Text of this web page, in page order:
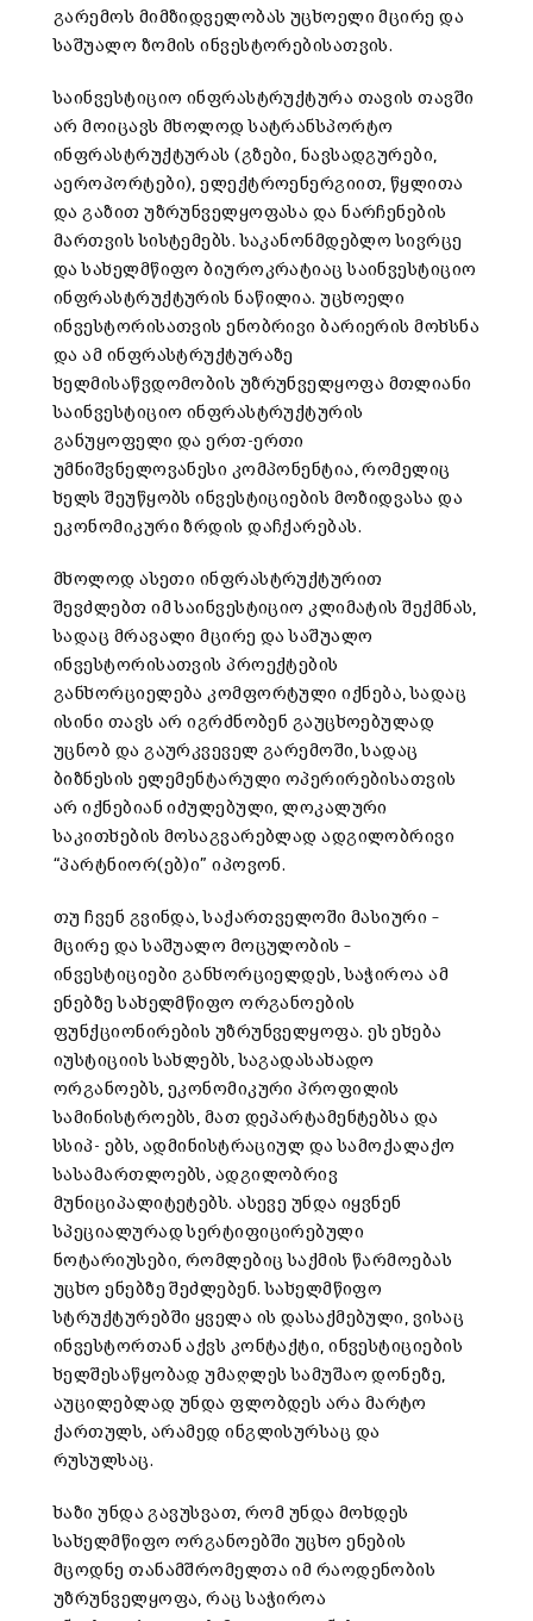
გარემოს მიმზიდველობას უცხოელი მცირე და
საშუალო ზომის ინვესტორებისათვის.
საინვესტიციო ინფრასტრუქტურა თავის თავში
არ მოიცავს მხოლოდ სატრანსპორტო
ინფრასტრუქტურას (გზები, ნავსადგურები,
აეროპორტები), ელექტროენერგიით, წყლითა
და გაზით უზრუნველყოფასა და ნარჩენების
მართვის სისტემებს. საკანონმდებლო სივრცე
და სახელმწიფო ბიუროკრატიაც საინვესტიციო
ინფრასტრუქტურის ნაწილია. უცხოელი
ინვესტორისათვის ენობრივი ბარიერის მოხსნა
და ამ ინფრასტრუქტურაზე
ხელმისაწვდომობის უზრუნველყოფა მთლიანი
საინვესტიციო ინფრასტრუქტურის
განუყოფელი და ერთ-ერთი
უმნიშვნელოვანესი კომპონენტია, რომელიც
ხელს შეუწყობს ინვესტიციების მოზიდვასა და
ეკონომიკური ზრდის დაჩქარებას.
მხოლოდ ასეთი ინფრასტრუქტურით
შევძლებთ იმ საინვესტიციო კლიმატის შექმნას,
სადაც მრავალი მცირე და საშუალო
ინვესტორისათვის პროექტების
განხორციელება კომფორტული იქნება, სადაც
ისინი თავს არ იგრძნობენ გაუცხოებულად
უცნობ და გაურკვეველ გარემოში, სადაც
ბიზნესის ელემენტარული ოპერირებისათვის
არ იქნებიან იძულებული, ლოკალური
საკითხების მოსაგვარებლად ადგილობრივი
“პარტნიორ(ებ)ი” იპოვონ.
თუ ჩვენ გვინდა, საქართველოში მასიური –
მცირე და საშუალო მოცულობის –
ინვესტიციები განხორციელდეს, საჭიროა ამ
ენებზე სახელმწიფო ორგანოების
ფუნქციონირების უზრუნველყოფა. ეს ეხება
იუსტიციის სახლებს, საგადასახადო
ორგანოებს, ეკონომიკური პროფილის
სამინისტროებს, მათ დეპარტამენტებსა და
სსიპ- ებს, ადმინისტრაციულ და სამოქალაქო
სასამართლოებს, ადგილობრივ
მუნიციპალიტეტებს. ასევე უნდა იყვნენ
სპეციალურად სერტიფიცირებული
ნოტარიუსები, რომლებიც საქმის წარმოებას
უცხო ენებზე შეძლებენ. სახელმწიფო
სტრუქტურებში ყველა ის დასაქმებული, ვისაც
ინვესტორთან აქვს კონტაქტი, ინვესტიციების
ხელშესაწყობად უმაღლეს სამუშაო დონეზე,
აუცილებლად უნდა ფლობდეს არა მარტო
ქართულს, არამედ ინგლისურსაც და
რუსულსაც.
ხაზი უნდა გავუსვათ, რომ უნდა მოხდეს
სახელმწიფო ორგანოებში უცხო ენების
მცოდნე თანამშრომელთა იმ რაოდენობის
უზრუნველყოფა, რაც საჭიროა